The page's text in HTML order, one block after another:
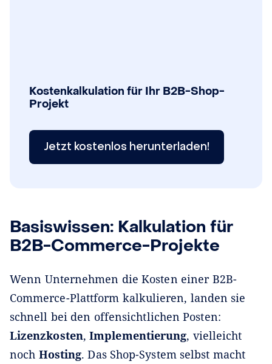
Kostenkalkulation für Ihr B2B-Shop-
Projekt
Jetzt kostenlos herunterladen!
Basiswissen: Kalkulation für
B2B-Commerce-Projekte
Wenn Unternehmen die Kosten einer B2B-
Commerce-Plattform kalkulieren, landen sie
schnell bei den offensichtlichen Posten:
Lizenzkosten,Implementierung, vielleicht
noch Hosting. Das Shop-System selbst macht